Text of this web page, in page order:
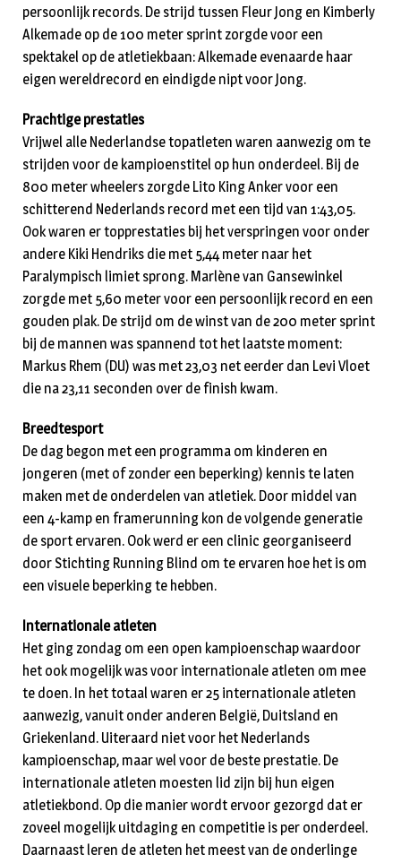
persoonlijk records. De strijd tussen Fleur Jong en Kimberly
Alkemade op de 100 meter sprint zorgde voor een
spektakel op de atletiekbaan: Alkemade evenaarde haar
eigen wereldrecord en eindigde nipt voor Jong.
Prachtige prestaties
Vrijwel alle Nederlandse topatleten waren aanwezig om te
strijden voor de kampioenstitel op hun onderdeel. Bij de
800 meter wheelers zorgde Lito King Anker voor een
schitterend Nederlands record met een tijd van 1:43,05.
Ook waren er topprestaties bij het verspringen voor onder
andere Kiki Hendriks die met 5,44 meter naar het
Paralympisch limiet sprong. Marlène van Gansewinkel
zorgde met 5,60 meter voor een persoonlijk record en een
gouden plak. De strijd om de winst van de 200 meter sprint
bij de mannen was spannend tot het laatste moment:
Markus Rhem (DU) was met 23,03 net eerder dan Levi Vloet
die na 23,11 seconden over de finish kwam.
Breedtesport
De dag begon met een programma om kinderen en
jongeren (met of zonder een beperking) kennis te laten
maken met de onderdelen van atletiek. Door middel van
een 4-kamp en framerunning kon de volgende generatie
de sport ervaren. Ook werd er een clinic georganiseerd
door Stichting Running Blind om te ervaren hoe het is om
een visuele beperking te hebben.
Internationale atleten
Het ging zondag om een open kampioenschap waardoor
het ook mogelijk was voor internationale atleten om mee
te doen. In het totaal waren er 25 internationale atleten
aanwezig, vanuit onder anderen België, Duitsland en
Griekenland. Uiteraard niet voor het Nederlands
kampioenschap, maar wel voor de beste prestatie. De
internationale atleten moesten lid zijn bij hun eigen
atletiekbond. Op die manier wordt ervoor gezorgd dat er
zoveel mogelijk uitdaging en competitie is per onderdeel.
Daarnaast leren de atleten het meest van de onderlinge